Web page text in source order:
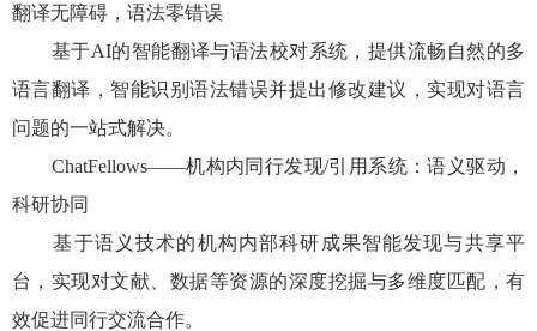
翻译无障碍，语法零错误
基于AI的智能翻译与语法校对系统，提供流畅自然的多
语言翻译，智能识别语法错误并提出修改建议，实现对语言
问题的一站式解决。
ChatFellows——机构内同行发现/引用系统：语义驱动 ，
科研协同
基于语义技术的机构内部科研成果智能发现与共享平
台，实现对文献、数据等资源的深度挖掘与多维度匹配，有
效促进同行交流合作。